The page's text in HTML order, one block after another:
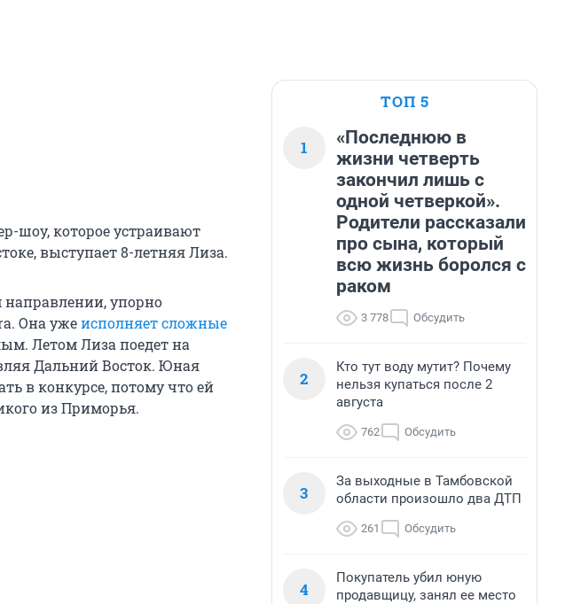
шоу, которое устраивают
выступает 8-летняя Лиза.
направлении, упорно
Она ужеисполняет сложные
Летом Лиза поедет на
Дальний Восток. Юная
в конкурсе, потому что ей
из Приморья.
ТОП 5
1
«Последнюю в
жизни четверть
закончил лишь с
одной четверкой».
Родители рассказали
про сына, который
всю жизнь боролся с
раком
3 778 Обсудить
2
Кто тут воду мутит? Почему
нельзя купаться после 2
августа
762 Обсудить
3
За выходные в Тамбовской
области произошло два ДТП
261 Обсудить
4
Покупатель убил юную
продавщицу, занял ее место